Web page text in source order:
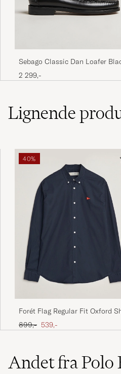
Godt produkt og hurtig
En present till en
gången jag beställer
gångerna har jag fått
24h 🤩 Inte sista
EMELIE G KØBTE PÅ
Klassikko. Päivitetty
kuluessa, nyt on
tilaa.
ANTTON I KØBTE PÅ
Sebago Classic Dan Loafer
2 299,-
Lignende
40%
Forét Flag Regular Fit Oxford
Navy
Ordinary pris
899,- Nedsat pris
539,-
Andet fra Polo